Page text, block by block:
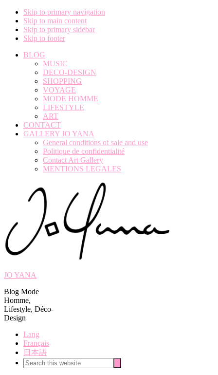
Skip to primary navigation
Skip to main content
Skip to primary sidebar
Skip to footer
BLOG
MUSIC
DECO-DESIGN
SHOPPING
VOYAGE
MODE HOMME
LIFESTYLE
ART
CONTACT
GALLERY JO YANA
General conditions of sale and use
Politique de confidentialité
Contact Art Gallery
MENTIONS LEGALES
JO YANA
Blog Mode
Homme,
Lifestyle, Déco-
Design
Lang
Français
日本語
Search
this